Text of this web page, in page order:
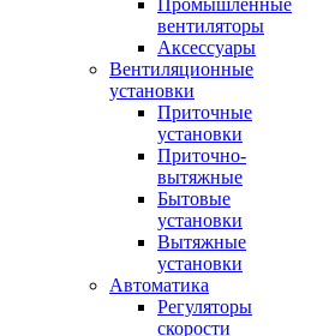
Промышленные
вентиляторы
Аксессуары
Вентиляционные
установки
Приточные
установки
Приточно-
вытяжные
Бытовые
установки
Вытяжные
установки
Автоматика
Регуляторы
скорости